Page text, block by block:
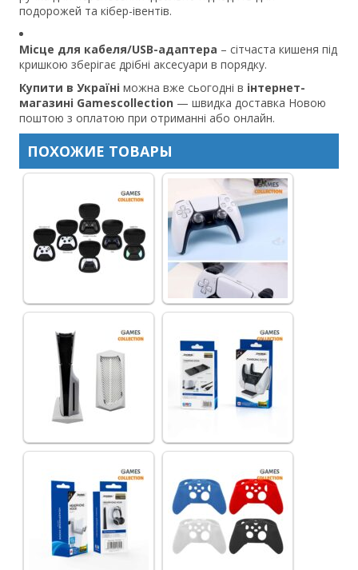
подорожей та кібер-івентів.
Місце для кабеля/USB-адаптера – сітчаста кишеня під
кришкою зберігає дрібні аксесуари в порядку.
Купити в Україні можна вже сьогодні в інтернет-
магазині Gamescollection — швидка доставка Новою
поштою з оплатою при отриманні або онлайн.
ПОХОЖИЕ ТОВАРЫ